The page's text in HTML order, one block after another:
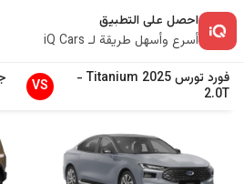
احصل على التطبيق
أسرع وأسهل طريقة لـ iQ Cars
فوردتورس2025
Titanium
-
2.0T
VS